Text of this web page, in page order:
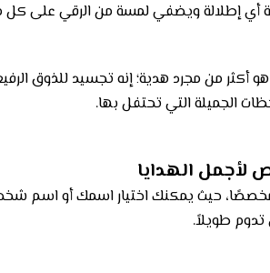
أي إطلالة ويضفي لمسة من الرقي على
من مجرد هدية؛ إنه تجسيد للذوق
الجميلة التي تحتفل بها.
الهدايا
حيث يمكنك اختيار اسمك أو اسم
طويلاً.